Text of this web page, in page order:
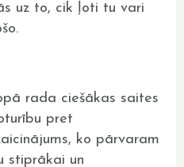
uz to, cik ļoti tu vari
rada ciešākas saites
pret
ko pārvaram
stiprākai un